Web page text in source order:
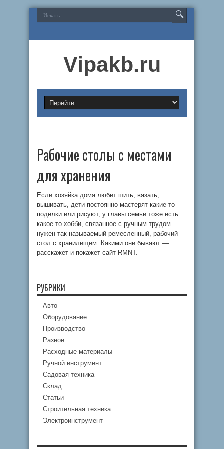
Vipakb.ru
Рабочие столы с местами
для хранения
Если хозяйка дома любит шить, вязать,
вышивать, дети постоянно мастерят какие-то
поделки или рисуют, у главы семьи тоже есть
какое-то хобби, связанное с ручным трудом —
нужен так называемый ремесленный, рабочий
стол с хранилищем. Какими они бывают —
расскажет и покажет сайт RMNT.
РУБРИКИ
Авто
Оборудование
Производство
Разное
Расходные материалы
Ручной инструмент
Садовая техника
Склад
Статьи
Строительная техника
Электроинструмент